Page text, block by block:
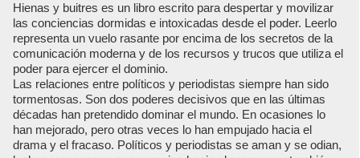
Hienas y buitres es un libro escrito para despertar y movilizar
las conciencias dormidas e intoxicadas desde el poder. Leerlo
representa un vuelo rasante por encima de los secretos de la
comunicación moderna y de los recursos y trucos que utiliza el
poder para ejercer el dominio.
Las relaciones entre políticos y periodistas siempre han sido
tormentosas. Son dos poderes decisivos que en las últimas
décadas han pretendido dominar el mundo. En ocasiones lo
han mejorado, pero otras veces lo han empujado hacia el
drama y el fracaso. Políticos y periodistas se aman y se odian,